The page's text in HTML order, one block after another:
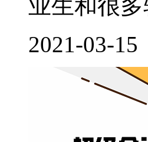
业生和很
2021-03-15